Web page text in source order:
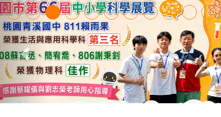
【甄選結果(第4招)】
學年度第1學期第9次代
【甄選結果(第12招)】